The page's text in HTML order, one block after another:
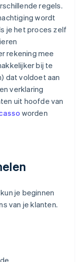
regels.
wordt
je het proces zelf
rekening mee
bij te
dat voldoet aan
verklaring
uit hoofde van
worden
je beginnen
van je klanten.